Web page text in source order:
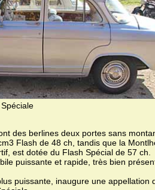
des berlines deux portes sans
Flash de 48 ch, tandis que la
est dotée du Flash Spécial de 57 ch.
puissante et rapide, très bien
puissante, inaugure une appellation